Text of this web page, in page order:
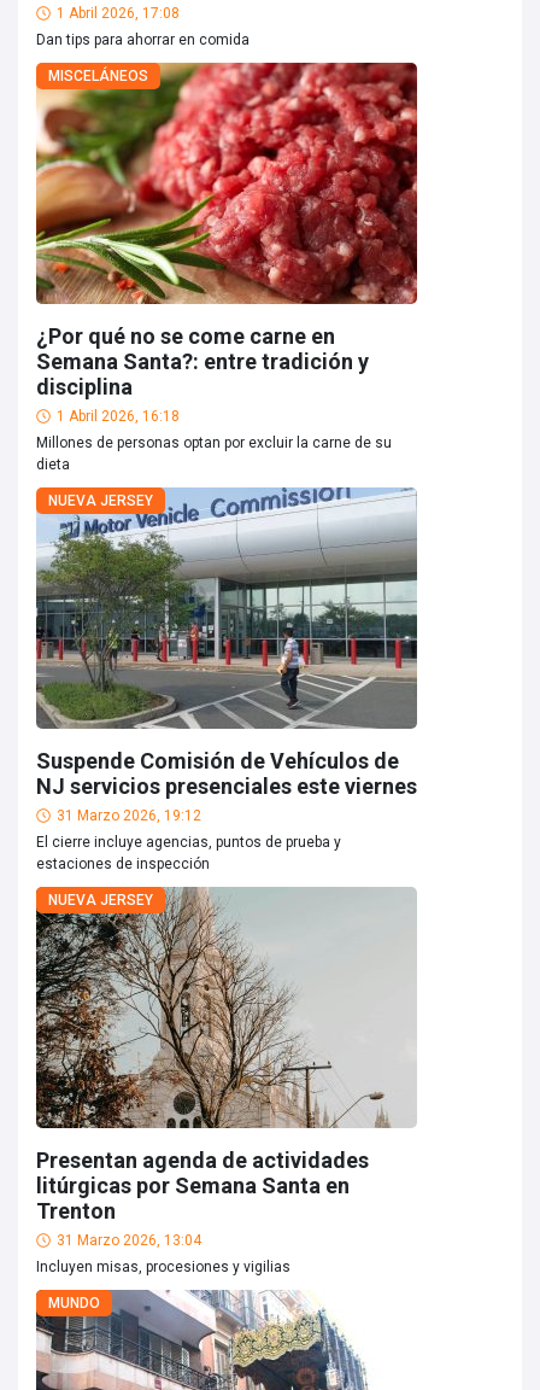
1 Abril 2026, 17:08
Dan tips para ahorrar en comida
MISCELÁNEOS
¿Por qué no se come carne en
Semana Santa?: entre tradición y
disciplina
1 Abril 2026, 16:18
Millones de personas optan por excluir la carne de su
dieta
NUEVA JERSEY
Suspende Comisión de Vehículos de
NJ servicios presenciales este viernes
31 Marzo 2026, 19:12
El cierre incluye agencias, puntos de prueba y
estaciones de inspección
NUEVA JERSEY
Presentan agenda de actividades
litúrgicas por Semana Santa en
Trenton
31 Marzo 2026, 13:04
Incluyen misas, procesiones y vigilias
MUNDO